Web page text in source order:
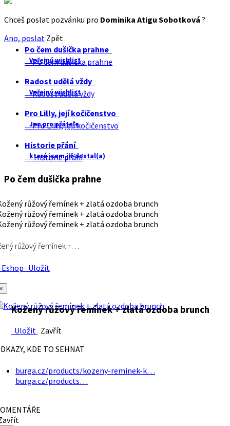
Chceš poslat pozvánku pro Dominika Atigu Sobotková ?
Ano, poslat Zpět
Po čem dušička prahne
Veřejný wishlist
Po čem dušička prahne
Radost udělá vždy
Veřejný wishlist
Radost udělá vždy
Pro Lilly, její kočičenstvo
Jen pro přátele
Pro Lilly, její kočičenstvo
Historie přání
které jsem již dostal(a)
Historie přání
Po čem dušička prahne
růžový řemínek +…
Uložit
Kožený růžový řemínek + zlatá ozdoba brunch
Uložit Zavřít
KDE TO SEHNAT
burga.cz/products/kozeny-reminek-k…
burga.cz/products…